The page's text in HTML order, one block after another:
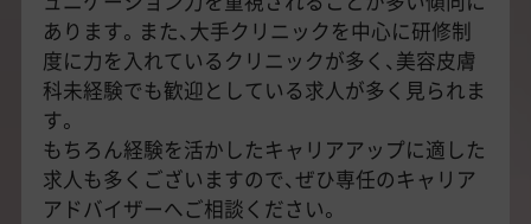
あります。また、大手クリニックを中心に研修制
度に力を入れているクリニックが多く、美容皮膚
科未経験でも歓迎としている求人が多く見られま
す。
もちろん経験を活かしたキャリアアップに適した
求人も多くございますので、ぜひ専任のキャリア
アドバイザーへご相談ください。